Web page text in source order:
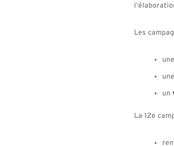
Les
une
une
un
La 12e